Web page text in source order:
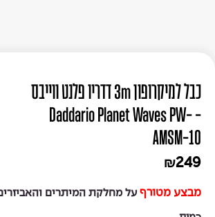
כבל למיקרופון 3m דדריו פלנט ווייבס
- Daddario Planet Waves PW-
AMSM-10
₪249
מבצע מטורף על מחלקת המיתרים